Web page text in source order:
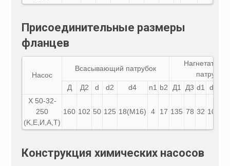
Присоединительные размеры
фланцев
Насос
Всасывающий патрубок
патрубок
Д
Д2 d d2 d4 n1 b2 Д1 Д3 d1 d3
Х 50-32-
250
(K,E,И,A,Т)
160 102 50 125 18(М16) 4 17 135 78 32 100
Конструкция химических насосов